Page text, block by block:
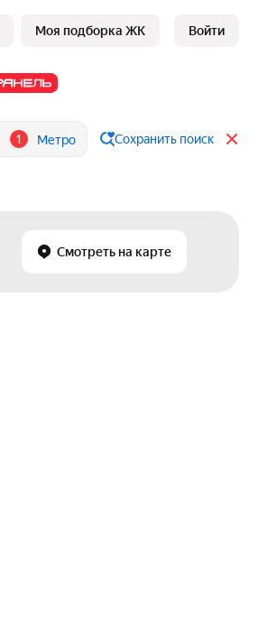
Моя подборка ЖК Войти
1 Метро Сохранить поиск
Смотреть на карте